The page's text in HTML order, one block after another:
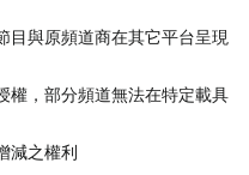
目與原頻道商在其它平台呈現
權，部分頻道無法在特定載具
減之權利